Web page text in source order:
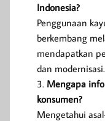
Indonesia?
Penggunaan
berkembang
mendapatkan
dan modernisasi.
Mengapa
konsumen?
Mengetahui